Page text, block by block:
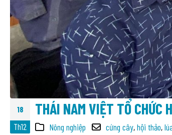
18
Th12
THÁI NAM VIỆT TỔ CHỨC
Nông nghiệp cứng cây,hội thảo,